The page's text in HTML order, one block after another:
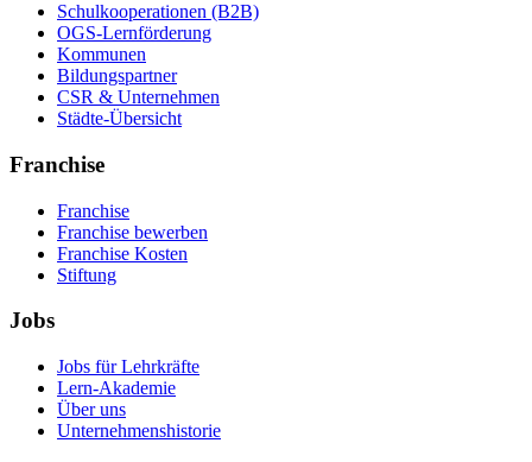
Schulkooperationen (B2B)
OGS-Lernförderung
Kommunen
Bildungspartner
CSR & Unternehmen
Städte-Übersicht
Franchise
Franchise
Franchise bewerben
Franchise Kosten
Stiftung
Jobs
Jobs für Lehrkräfte
Lern-Akademie
Über uns
Unternehmenshistorie